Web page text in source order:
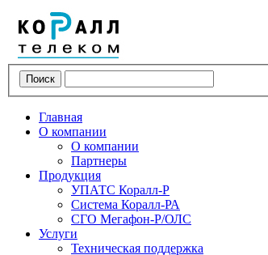
Поиск
Главная
О компании
О компании
Партнеры
Продукция
УПАТС Коралл-Р
Система Коралл-РА
СГО Мегафон-Р/ОЛС
Услуги
Техническая поддержка